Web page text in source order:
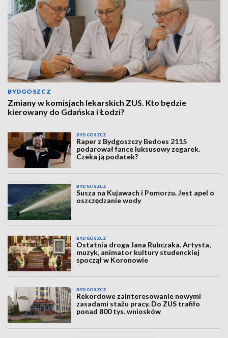
BYDGOSZCZ
Zmiany w komisjach lekarskich ZUS. Kto będzie
kierowany do Gdańska i Łodzi?
BYDGOSZCZ
Raper z Bydgoszczy Bedoes 2115
podarował fance luksusowy zegarek.
Czeka ją podatek?
BYDGOSZCZ
Susza na Kujawach i Pomorzu. Jest apel o
oszczędzanie wody
BYDGOSZCZ
Ostatnia droga Jana Rubczaka. Artysta,
muzyk, animator kultury studenckiej
spoczął w Koronowie
BYDGOSZCZ
Rekordowe zainteresowanie nowymi
zasadami stażu pracy. Do ZUS trafiło
ponad 800 tys. wniosków